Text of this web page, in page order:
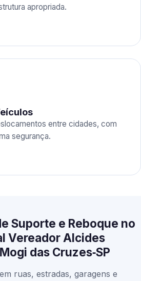
apropriada.
entre cidades, com
segurança.
Suporte e Reboque no
Vereador Alcides
das Cruzes‑SP
ruas, estradas, garagens e